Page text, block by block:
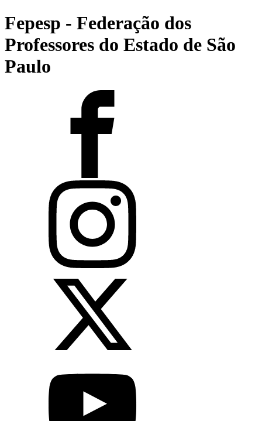
Fepesp - Federação dos
Professores do Estado de São
Paulo